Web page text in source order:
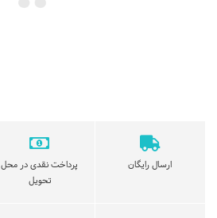
ارسال رایگان
پرداخت نقدی در محل
تحویل